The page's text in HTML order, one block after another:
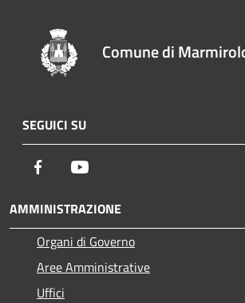
Comune di
SEGUICI SU
Facebook
AMMINISTRAZIONE
Organi di Governo
Aree Amministrative
Uffici